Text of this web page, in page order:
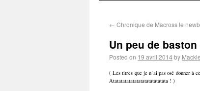
← Chronique de Macross le
Un peu de baston
Posted on 19 avril 2014by Mackie
( Les titres que je n’ai pas osé donner à
Atatatatatatatatatatatatatata ! )